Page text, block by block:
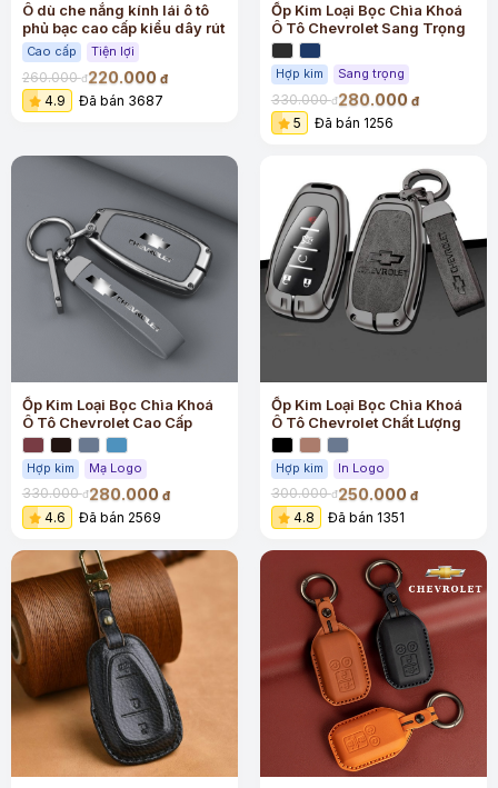
Ô dù che nắng kính lái ô tô
phủ bạc cao cấp kiểu dây rút
Cao cấp Tiện lợi
260.000đ220.000 đ
4.9 Đã bán 3687
Ốp Kim Loại Bọc Chìa Khoá
Ô Tô Chevrolet Sang Trọng
Hợp kim Sang trọng
330.000đ280.000 đ
5 Đã bán 1256
Ốp Kim Loại Bọc Chìa Khoá
Ô Tô Chevrolet Cao Cấp
Hợp kim Mạ Logo
330.000đ280.000 đ
4.6 Đã bán 2569
Ốp Kim Loại Bọc Chìa Khoá
Ô Tô Chevrolet Chất Lượng
Hợp kim In Logo
300.000đ250.000 đ
4.8 Đã bán 1351